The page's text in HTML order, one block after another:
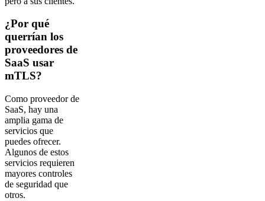
¿Por qué
querrían los
proveedores de
SaaS usar
mTLS?
Como proveedor de
SaaS, hay una
amplia gama de
servicios que
puedes ofrecer.
Algunos de estos
servicios requieren
mayores controles
de seguridad que
otros.